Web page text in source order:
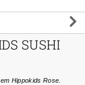
SUSHI
Hippokids Rose.